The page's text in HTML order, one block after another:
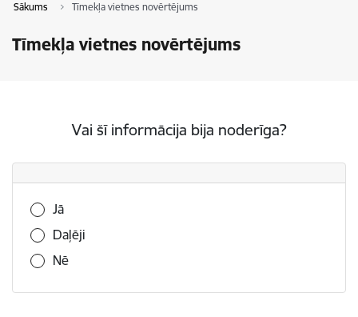
Sākums Tīmekļa vietnes novērtējums
Tīmekļa vietnes novērtējums
Vai šī informācija bija noderīga?
Vai šī informācija bija noderīga?
Jā
Daļēji
Nē